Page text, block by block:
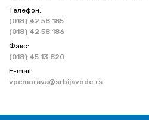
Телефон:
(018) 42 58 185
(018) 42 58 186
Факс:
(018) 45 13 820
Е-mail:
vpcmorava@srbijavode.rs